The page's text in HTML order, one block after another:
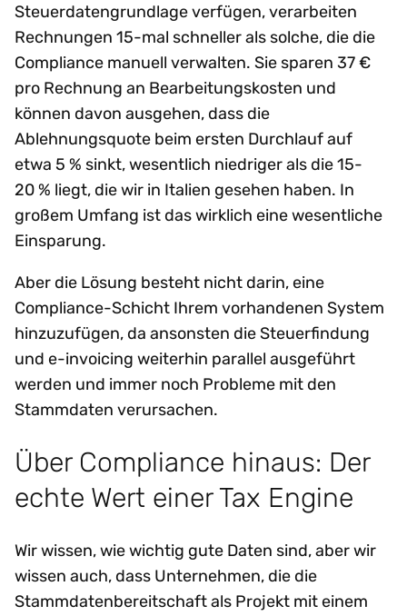
Steuerdatengrundlage verfügen, verarbeiten
Rechnungen 15-mal schneller als solche, die die
Compliance manuell verwalten. Sie sparen 37 €
pro Rechnung an Bearbeitungskosten und
können davon ausgehen, dass die
Ablehnungsquote beim ersten Durchlauf auf
etwa 5 % sinkt, wesentlich niedriger als die 15-
20 % liegt, die wir in Italien gesehen haben. In
großem Umfang ist das wirklich eine wesentliche
Einsparung.
Aber die Lösung besteht nicht darin, eine
Compliance-Schicht Ihrem vorhandenen System
hinzuzufügen, da ansonsten die Steuerfindung
und e-invoicing weiterhin parallel ausgeführt
werden und immer noch Probleme mit den
Stammdaten verursachen.
Über Compliance hinaus: Der
echte Wert einer Tax Engine
Wir wissen, wie wichtig gute Daten sind, aber wir
wissen auch, dass Unternehmen, die die
Stammdatenbereitschaft als Projekt mit einem